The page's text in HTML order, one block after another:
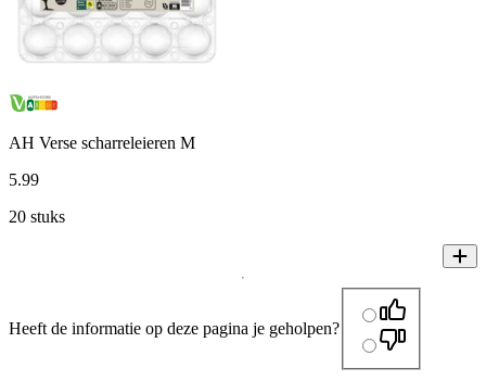
AH Verse scharreleieren M
5.99
20 stuks
Heeft de informatie op deze pagina je geholpen?